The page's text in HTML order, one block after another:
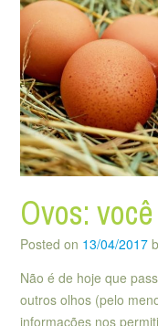
Ovos:
Posted on 13/04/2017
Não é de hoje que
outros olhos (pelo
informações nos